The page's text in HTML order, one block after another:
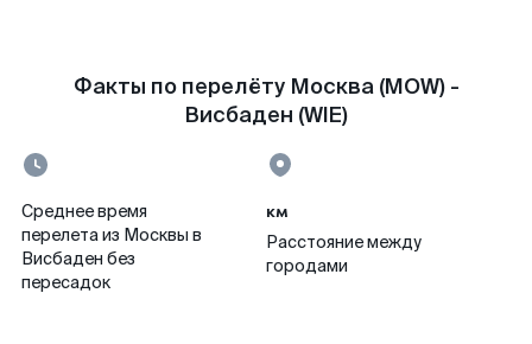
Факты по перелёту Москва (MOW) -
Висбаден (WIE)
Среднее время
перелета из Москвы в
Висбаден без
пересадок
км
Расстояние между
городами